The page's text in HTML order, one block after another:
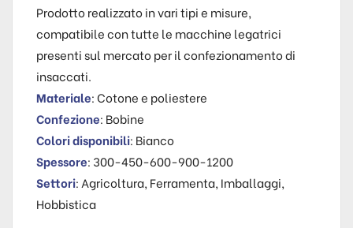
Prodotto realizzato in vari tipi e misure,
compatibile con tutte le macchine legatrici
presenti sul mercato per il confezionamento di
insaccati.
Materiale: Cotone e poliestere
Confezione: Bobine
Colori disponibili: Bianco
Spessore: 300-450-600-900-1200
Settori: Agricoltura, Ferramenta, Imballaggi,
Hobbistica